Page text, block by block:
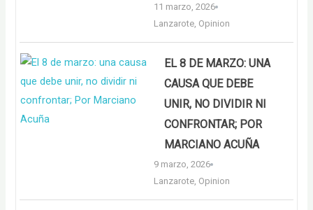
11 marzo, 2026
Lanzarote Opinion
EL 8 DE MARZO: UNA
CAUSA QUE DEBE
UNIR, NO DIVIDIR NI
CONFRONTAR; POR
MARCIANO ACUÑA
9 marzo, 2026
Lanzarote Opinion